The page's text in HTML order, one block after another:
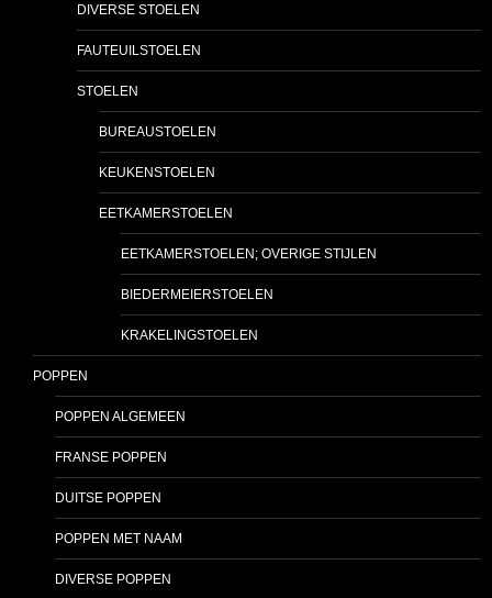
DIVERSE STOELEN
FAUTEUILSTOELEN
STOELEN
BUREAUSTOELEN
KEUKENSTOELEN
EETKAMERSTOELEN
EETKAMERSTOELEN; OVERIGE STIJLEN
BIEDERMEIERSTOELEN
KRAKELINGSTOELEN
POPPEN
POPPEN ALGEMEEN
FRANSE POPPEN
DUITSE POPPEN
POPPEN MET NAAM
DIVERSE POPPEN